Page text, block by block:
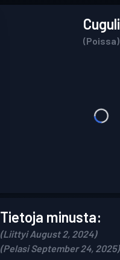
Cuguli
(Poissa)
Tietoja minusta:
(Liittyi August 2, 2024)
(Pelasi September 24, 2025)